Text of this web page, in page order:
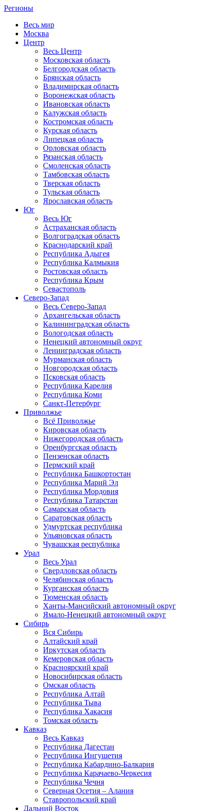
Регионы
Весь мир
Москва
Центр
Весь Центр
Московская область
Белгородская область
Брянская область
Владимирская область
Воронежская область
Ивановская область
Калужская область
Костромская область
Курская область
Липецкая область
Орловская область
Рязанская область
Смоленская область
Тамбовская область
Тверская область
Тульская область
Ярославская область
Юг
Весь Юг
Астраханская область
Волгоградская область
Краснодарский край
Республика Адыгея
Республика Калмыкия
Ростовская область
Республика Крым
Севастополь
Северо-Запад
Весь Северо-Запад
Архангельская область
Калининградская область
Вологодская область
Ненецкий автономный округ
Ленинградская область
Мурманская область
Новгородская область
Псковская область
Республика Карелия
Республика Коми
Санкт-Петербург
Приволжье
Всё Приволжье
Кировская область
Нижегородская область
Оренбургская область
Пензенская область
Пермский край
Республика Башкортостан
Республика Марий Эл
Республика Мордовия
Республика Татарстан
Самарская область
Саратовская область
Удмуртская республика
Ульяновская область
Чувашская республика
Урал
Весь Урал
Свердловская область
Челябинская область
Курганская область
Тюменская область
Ханты-Мансийский автономный округ
Ямало-Ненецкий автономный округ
Сибирь
Вся Сибирь
Алтайский край
Иркутская область
Кемеровская область
Красноярский край
Новосибирская область
Омская область
Республика Алтай
Республика Тыва
Республика Хакасия
Томская область
Кавказ
Весь Кавказ
Республика Дагестан
Республика Ингушетия
Республика Кабардино-Балкария
Республика Карачаево-Черкесия
Республика Чечня
Северная Осетия – Алания
Ставропольский край
Дальний Восток